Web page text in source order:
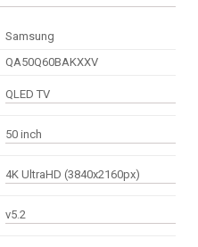
Samsung
QA50Q60BAKXXV
QLED TV
50 inch
4K UltraHD (3840x2160px)
v5.2